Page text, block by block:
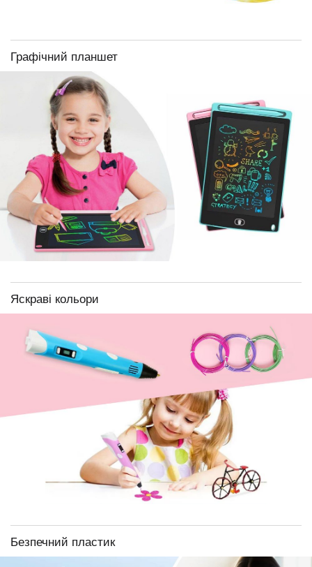
Графічний планшет
Яскраві кольори
Безпечний пластик